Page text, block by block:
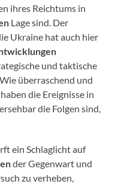
ihres Reichtums in
Lage sind. Der
Ukraine hat auch hier
und taktische
überraschend und
die Ereignisse in
die Folgen sind,
ein Schlaglicht auf
der Gegenwart und
zu verheben,